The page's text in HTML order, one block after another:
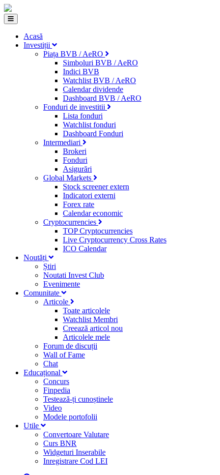
Acasă
Investiții
Piața BVB / AeRO
Simboluri BVB / AeRO
Indici BVB
Watchlist BVB / AeRO
Calendar dividende
Dashboard BVB / AeRO
Fonduri de investitii
Lista fonduri
Watchlist fonduri
Dashboard Fonduri
Intermediari
Brokeri
Fonduri
Asigurări
Global Markets
Stock screener extern
Indicatori externi
Forex rate
Calendar economic
Cryptocurrencies
TOP Cryptocurrencies
Live Cryptocurrency Cross Rates
ICO Calendar
Noutăți
Știri
Noutati Invest Club
Evenimente
Comunitate
Articole
Toate articolele
Watchlist Membri
Creează articol nou
Articolele mele
Forum de discuții
Wall of Fame
Chat
Educațional
Concurs
Finpedia
Testează-ți cunoștinele
Video
Modele portofolii
Utile
Convertoare Valutare
Curs BNR
Widgeturi Inserabile
Inregistrare Cod LEI